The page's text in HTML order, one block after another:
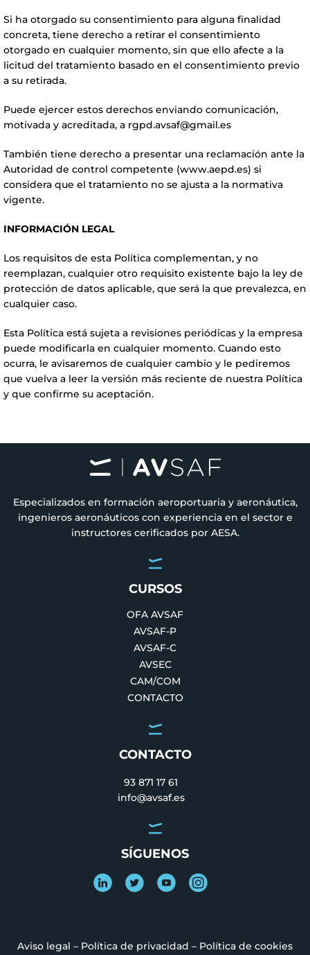
Si ha otorgado su consentimiento para alguna finalidad
concreta, tiene derecho a retirar el consentimiento
otorgado en cualquier momento, sin que ello afecte a la
licitud del tratamiento basado en el consentimiento previo
a su retirada.
Puede ejercer estos derechos enviando comunicación,
motivada y acreditada, a rgpd.avsaf@gmail.es
También tiene derecho a presentar una reclamación ante la
Autoridad de control competente (www.aepd.es) si
considera que el tratamiento no se ajusta a la normativa
vigente.
INFORMACIÓN LEGAL
Los requisitos de esta Política complementan, y no
reemplazan, cualquier otro requisito existente bajo la ley de
protección de datos aplicable, que será la que prevalezca, en
cualquier caso.
Esta Política está sujeta a revisiones periódicas y la empresa
puede modificarla en cualquier momento. Cuando esto
ocurra, le avisaremos de cualquier cambio y le pediremos
que vuelva a leer la versión más reciente de nuestra Política
y que confirme su aceptación.
Especializados en formación aeroportuaria y aeronáutica,
ingenieros aeronáuticos con experiencia en el sector e
instructores cerificados por AESA.
CURSOS
OFA AVSAF
AVSAF-P
AVSAF-C
AVSEC
CAM/COM
CONTACTO
CONTACTO
93 871 17 61
info@avsaf.es
SÍGUENOS
Aviso legal – Política de privacidad – Política de cookies